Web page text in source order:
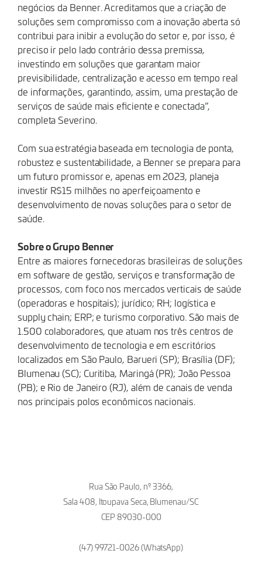
negócios da Benner. Acreditamos que a criação de
soluções sem compromisso com a inovação aberta só
contribui para inibir a evolução do setor e, por isso, é
preciso ir pelo lado contrário dessa premissa,
investindo em soluções que garantam maior
previsibilidade, centralização e acesso em tempo real
de informações, garantindo, assim, uma prestação de
serviços de saúde mais eficiente e conectada”,
completa Severino.
Com sua estratégia baseada em tecnologia de ponta,
robustez e sustentabilidade, a Benner se prepara para
um futuro promissor e, apenas em 2023, planeja
investir R$15 milhões no aperfeiçoamento e
desenvolvimento de novas soluções para o setor de
saúde.
Sobre o Grupo Benner
Entre as maiores fornecedoras brasileiras de soluções
em software de gestão, serviços e transformação de
processos, com foco nos mercados verticais de saúde
(operadoras e hospitais); jurídico; RH; logística e
supply chain; ERP; e turismo corporativo. São mais de
1.500 colaboradores, que atuam nos três centros de
desenvolvimento de tecnologia e em escritórios
localizados em São Paulo, Barueri (SP); Brasília (DF);
Blumenau (SC); Curitiba, Maringá (PR); João Pessoa
(PB); e Rio de Janeiro (RJ), além de canais de venda
nos principais polos econômicos nacionais.
Rua São Paulo, nº 3366,
Sala 408, Itoupava Seca, Blumenau/SC
CEP 89030-000
(47) 99721-0026 (WhatsApp)